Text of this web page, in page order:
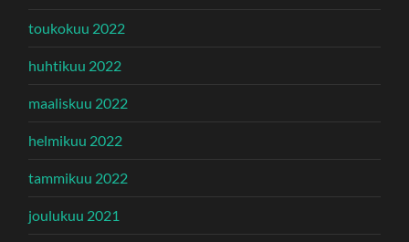
toukokuu 2022
huhtikuu 2022
maaliskuu 2022
helmikuu 2022
tammikuu 2022
joulukuu 2021